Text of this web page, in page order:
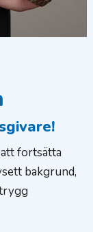
fortsätta
bakgrund,